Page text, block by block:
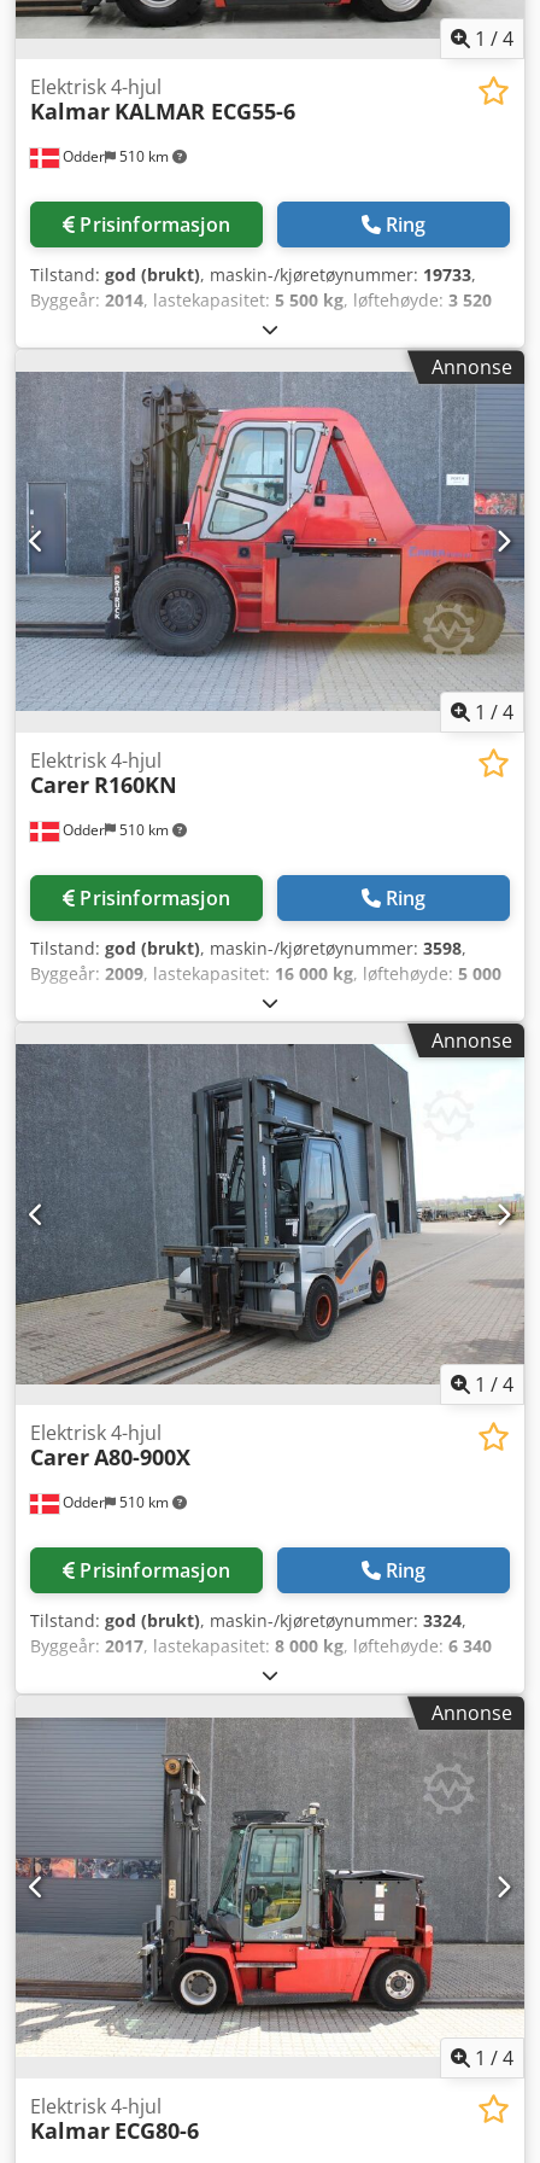
1 /4
Odder 510 km
Elektrisk 4-hjul
Kalmar KALMAR ECG55-6
Prisinformasjon Ring
Tilstand: god (brukt), maskin-/kjøretøynummer: 19733,
Byggeår: 2014, lastekapasitet: 5 500 kg, løftehøyde: 3 520
, gaffelbærerbredde:
gaffellengde:2 400 mm, total lengde:3 430 mm, total
bredde:1 600 mm, driftsvekt:7 243 kg, ytterligere
utstyrsfunksjoner:Battery indicator, Front mud guards,
Manual sliding cabin, Rear mud guards, Weight system,
Warning triangle , Utstyr:belysning, Kalmar KALMAR
ECG55-6 fra Uniktruck Hjultype – drivhjul: pneumatiske
Hjultype – styrehjul: pneumatiske Cjdpfx Ajyuhibecbjrf
Hjulstørrelse – drivhjul: 300-15 Hjulstørrelse – styrehjul:
225/75-15
Annonse
1 /4
Odder 510 km
Elektrisk 4-hjul
Carer R160KN
Prisinformasjon Ring
Tilstand: god (brukt), maskin-/kjøretøynummer: 3598,
Byggeår: 2009, lastekapasitet: 16 000 kg, løftehøyde: 5 000
, gaffelbærerbredde:
gaffellengde:2 400 mm, total lengde:4 960 mm, total
bredde:2 700 mm, driftsvekt:31 490 kg, ytterligere
utstyrsfunksjoner:
Side extraction of the battery, Dual
tread, Battery indicator, Utstyr:belysning
, Carer R160KN
fra Uniktruck Crodpfx Acsyuippobsf Hjultype – drivhjul:
supersoft Hjultype – styrehjul: supersoft Hjulstørrelse –
drivhjul: 12.00 x 20 Hjulstørrelse – styrehjul: 12.00 x 20
Annonse
1 /4
Odder 510 km
Elektrisk 4-hjul
CarerA80-900X
Prisinformasjon Ring
Tilstand: god (brukt), maskin-/kjøretøynummer: 3324,
Byggeår: 2017, lastekapasitet: 8 000 kg, løftehøyde: 6 340
, gaffelbærerbredde:
gaffellengde:2 400 mm, total lengde:3 600 mm, total
bredde:2 200 mm, driftsvekt:16 500 kg, ytterligere
utstyrsfunksjoner:Battery indicator, Side extraction of
the battery, Dual tread, Warning triangle , Utstyr:
belysning
, Carer A80-900X fra Uniktruck Hjultype –
Drivhjul: Supersoft Hjultype – Styrehjul: Supersoft
Hjulstørrelse – Drivhjul: 300-15 Hjulstørrelse – Styrehjul:
300-15 Cedpfx Aoyuibrscbjrf
Annonse
1 /4
Elektrisk 4-hjul
Kalmar ECG80-6